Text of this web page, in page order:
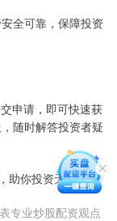
全可靠，保障投资
申请，即可快速获
随时解答投资者疑
助你投资无忧。**
专业炒股配资观点